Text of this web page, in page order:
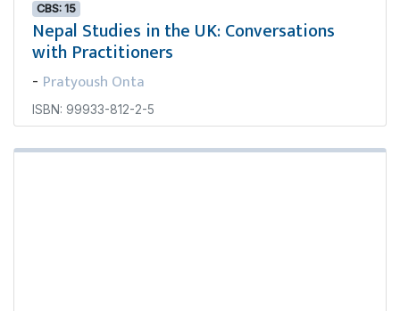
CBS: 15
Nepal Studies in the UK: Conversations
with Practitioners
- Pratyoush Onta
ISBN: 99933-812-2-5